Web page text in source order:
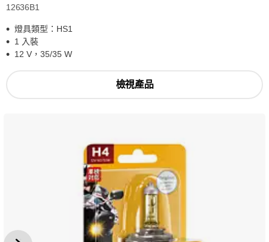
12636B1
燈具類型：HS1
1 入裝
12 V，35/35 W
檢視產品